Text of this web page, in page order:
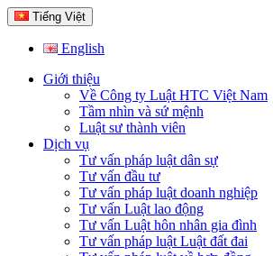
Tiếng Việt
English
Giới thiệu
Về Công ty Luật HTC Việt Nam
Tầm nhìn và sứ mệnh
Luật sư thành viên
Dịch vụ
Tư vấn pháp luật dân sự
Tư vấn đầu tư
Tư vấn pháp luật doanh nghiệp
Tư vấn Luật lao động
Tư vấn Luật hôn nhân gia đình
Tư vấn pháp luật Luật đất đai